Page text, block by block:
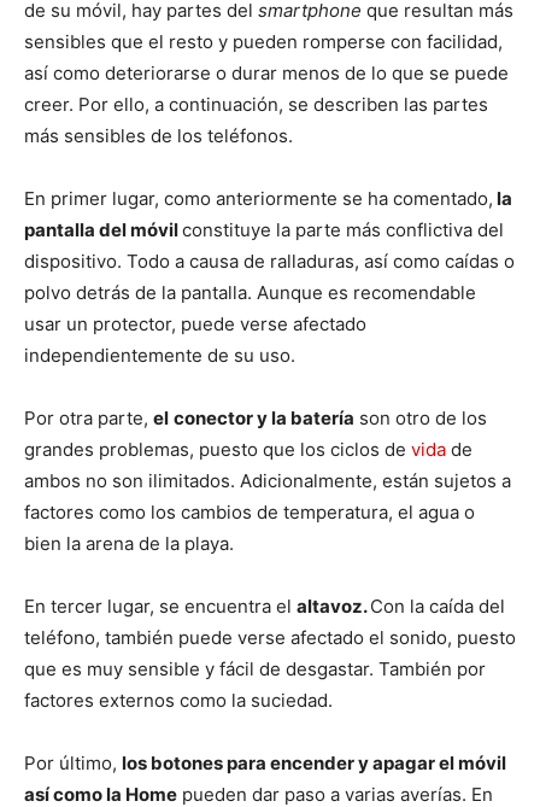
de su móvil, hay partes del smartphone que resultan más
sensibles que el resto y pueden romperse con facilidad,
así como deteriorarse o durar menos de lo que se puede
creer. Por ello, a continuación, se describen las partes
más sensibles de los teléfonos.
En primer lugar, como anteriormente se ha comentado, la
pantalla del móvilconstituye la parte más conflictiva del
dispositivo. Todo a causa de ralladuras, así como caídas o
polvo detrás de la pantalla. Aunque es recomendable
usar un protector, puede verse afectado
independientemente de su uso.
Por otra parte, el conector y la batería son otro de los
grandes problemas, puesto que los ciclos de vida de
ambos no son ilimitados. Adicionalmente, están sujetos a
factores como los cambios de temperatura, el agua o
bien la arena de la playa.
En tercer lugar, se encuentra el altavoz.Con la caída del
teléfono, también puede verse afectado el sonido, puesto
que es muy sensible y fácil de desgastar. También por
factores externos como la suciedad.
Por último, los botones para encender y apagar el móvil
así como la Home pueden dar paso a varias averías. En